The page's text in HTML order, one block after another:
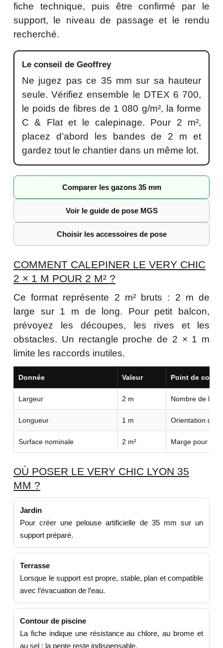
fiche technique, puis être confirmé par le
support, le niveau de passage et le rendu
recherché.
Le conseil de Geoffrey
Ne jugez pas ce 35 mm sur sa hauteur
seule. Vérifiez ensemble le DTEX 6 700,
le poids de fibres de 1 080 g/m², la forme
C & Flat et le calepinage. Pour 2 m²,
placez d’abord les bandes de 2 m et
gardez tout le chantier dans un même lot.
Comparer les gazons 35 mm
Voir le guide de pose MGS
Choisir les accessoires de pose
COMMENT CALEPINER LE VERY CHIC
2 × 1 M POUR 2 M² ?
Ce format représente 2 m² bruts : 2 m de
large sur 1 m de long. Pour petit balcon,
prévoyez les découpes, les rives et les
obstacles. Un rectangle proche de 2 × 1 m
limite les raccords inutiles.
Donnée Valeur Point de
Largeur 2 m Nombre de lés
Longueur 1 m Orientation du
Surface nominale 2 m² Marge pour
OÙ POSER LE VERY CHIC LYON 35
MM ?
Jardin
Pour créer une pelouse artificielle de 35 mm sur un
support préparé.
Terrasse
Lorsque le support est propre, stable, plan et compatible
avec l’évacuation de l’eau.
Contour de piscine
La fiche indique une résistance au chlore, au brome et
au sel ; la pente reste indispensable.